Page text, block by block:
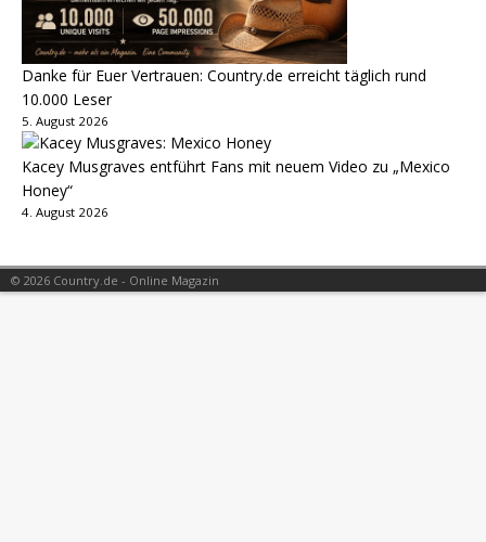
Danke für Euer Vertrauen: Country.de erreicht täglich rund
10.000 Leser
5. August 2026
Kacey Musgraves entführt Fans mit neuem Video zu „Mexico
Honey“
4. August 2026
© 2026 Country.de - Online Magazin